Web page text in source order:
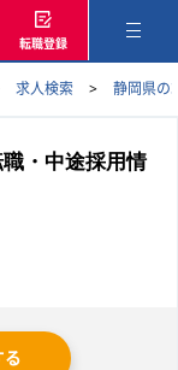
転職登録
求人検索 静岡県の
・中途採用情